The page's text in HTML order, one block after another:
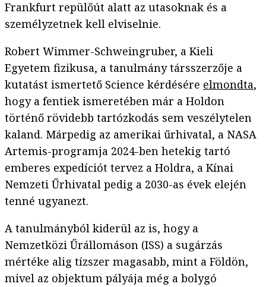
Frankfurt repülőút alatt az utasoknak és a
személyzetnek kell elviselnie.
Robert Wimmer-Schweingruber, a Kieli
Egyetem fizikusa, a tanulmány társszerzője a
kutatást ismertető Science kérdésére elmondta,
hogy a fentiek ismeretében már a Holdon
történő rövidebb tartózkodás sem veszélytelen
kaland. Márpedig az amerikai űrhivatal, a NASA
Artemis-programja 2024-ben hetekig tartó
emberes expedíciót tervez a Holdra, a Kínai
Nemzeti Űrhivatal pedig a 2030-as évek elején
tenné ugyanezt.
A tanulmányból kiderül az is, hogy a
Nemzetközi Űrállomáson (ISS) a sugárzás
mértéke alig tízszer magasabb, mint a Földön,
mivel az objektum pályája még a bolygó